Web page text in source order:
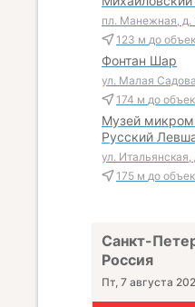
пл. Манежная, д.
123 м до
Фонтан Шар
ул. Малая
174 м до
Музей
Русский
ул. Итальянская,
175 м до
Санкт-
Россия
Пт, 7 августа